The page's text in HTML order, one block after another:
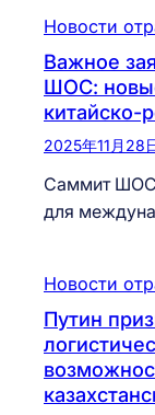
Новости
Важное
ШОС:
китайско-
2025年11月28
Саммит ШОС
для
Новости
Путин